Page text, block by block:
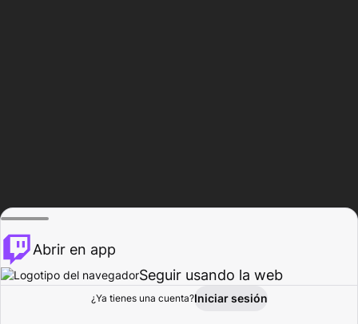
Explorar Actividad
Abrir en app
Seguir usando la web
¿Ya tienes una cuenta?Iniciar sesión